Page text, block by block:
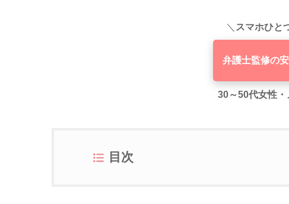
＼ スマホひと
弁護士監修の
30～50代女性・
目次